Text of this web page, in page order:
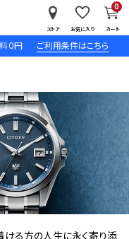
０円 ご利用条件はこちら
ストア お気に入り カート
0